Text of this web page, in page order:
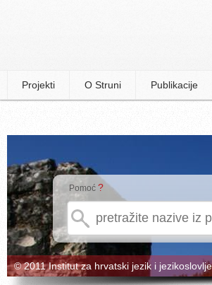
Projekti O Struni Publikacije
Pomoć ?
© 2011 Institut za hrvatski jezik i jezikoslovlje